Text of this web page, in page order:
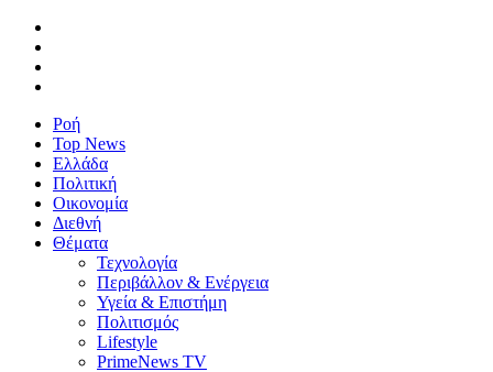
Ροή
Top News
Ελλάδα
Πολιτική
Οικονομία
Διεθνή
Θέματα
Τεχνολογία
Περιβάλλον & Ενέργεια
Υγεία & Επιστήμη
Πολιτισμός
Lifestyle
PrimeNews TV